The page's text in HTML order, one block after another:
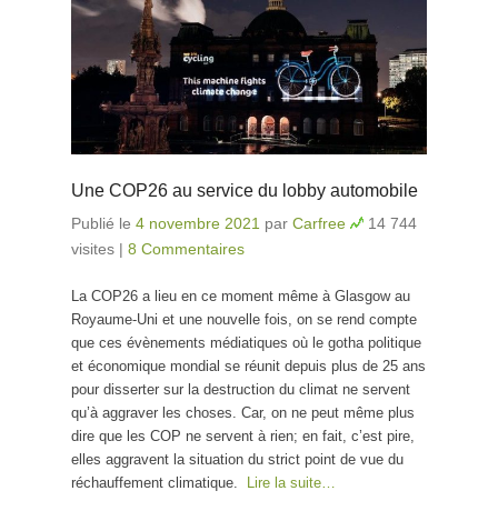
Une COP26 au service du lobby automobile
Publié le 4 novembre 2021 par Carfree
14 744
visites | 8 Commentaires
La COP26 a lieu en ce moment même à Glasgow au
Royaume-Uni et une nouvelle fois, on se rend compte
que ces évènements médiatiques où le gotha politique
et économique mondial se réunit depuis plus de 25 ans
pour disserter sur la destruction du climat ne servent
qu’à aggraver les choses. Car, on ne peut même plus
dire que les COP ne servent à rien; en fait, c’est pire,
elles aggravent la situation du strict point de vue du
réchauffement climatique.
Lire la suite…